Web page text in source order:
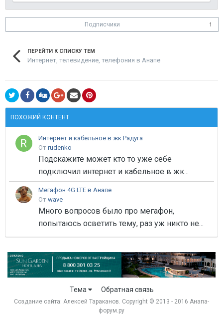
Подписчики 1
ПЕРЕЙТИ К СПИСКУ ТЕМ
Интернет, телевидение, телефония в Анапе
ПОХОЖИЙ КОНТЕНТ
Интернет и кабельное в жк Радуга
От rudenko
Подскажите может кто то уже себе
подключил интернет и кабельное в жк...
Мегафон 4G LTE в Анапе
От wave
Много вопросов было про мегафон,
попытаюсь осветить тему, раз уж никто не...
Тема Обратная связь
Создание сайта: Алексей Тараканов. Copyright © 2013 - 2016 Анапа-
форум.ру